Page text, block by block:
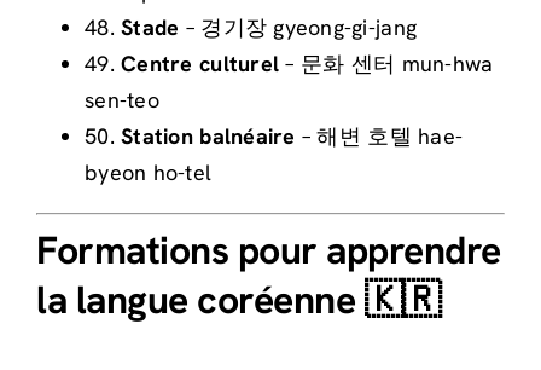
48.Stade – 경기장 gyeong-gi-jang
49.Centre culturel – 문화 센터 mun-hwa
sen-teo
50.Station balnéaire – 해변 호텔 hae-
byeon ho-tel
Formations pour apprendre
la langue coréenne 🇰🇷